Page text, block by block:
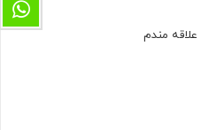
علاقه مندم